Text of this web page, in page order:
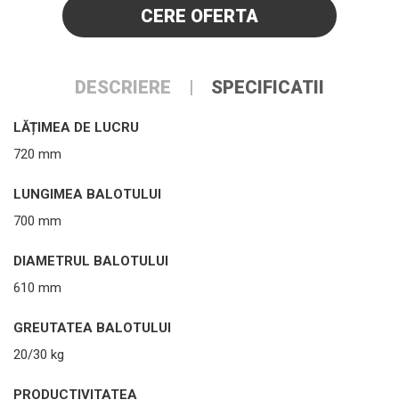
CERE OFERTA
DESCRIERE SPECIFICATII
LĂȚIMEA DE LUCRU
720 mm
LUNGIMEA BALOTULUI
700 mm
DIAMETRUL BALOTULUI
610 mm
GREUTATEA BALOTULUI
20/30 kg
PRODUCTIVITATEA